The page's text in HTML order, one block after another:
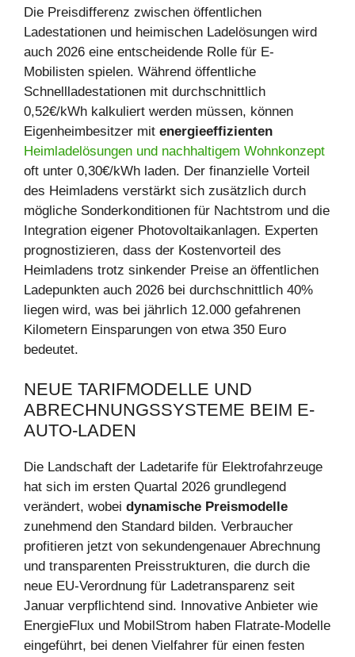
Die Preisdifferenz zwischen öffentlichen
Ladestationen und heimischen Ladelösungen wird
auch 2026 eine entscheidende Rolle für E-
Mobilisten spielen. Während öffentliche
Schnellladestationen mit durchschnittlich
0,52€/kWh kalkuliert werden müssen, können
Eigenheimbesitzer mit energieeffizienten
Heimladelösungen und nachhaltigem Wohnkonzept
oft unter 0,30€/kWh laden. Der finanzielle Vorteil
des Heimladens verstärkt sich zusätzlich durch
mögliche Sonderkonditionen für Nachtstrom und die
Integration eigener Photovoltaikanlagen. Experten
prognostizieren, dass der Kostenvorteil des
Heimladens trotz sinkender Preise an öffentlichen
Ladepunkten auch 2026 bei durchschnittlich 40%
liegen wird, was bei jährlich 12.000 gefahrenen
Kilometern Einsparungen von etwa 350 Euro
bedeutet.
NEUE TARIFMODELLE UND
ABRECHNUNGSSYSTEME BEIM E-
AUTO-LADEN
Die Landschaft der Ladetarife für Elektrofahrzeuge
hat sich im ersten Quartal 2026 grundlegend
verändert, wobei dynamische Preismodelle
zunehmend den Standard bilden. Verbraucher
profitieren jetzt von sekundengenauer Abrechnung
und transparenten Preisstrukturen, die durch die
neue EU-Verordnung für Ladetransparenz seit
Januar verpflichtend sind. Innovative Anbieter wie
EnergieFlux und MobilStrom haben Flatrate-Modelle
eingeführt, bei denen Vielfahrer für einen festen